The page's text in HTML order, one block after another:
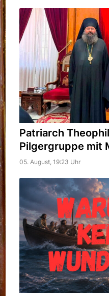
Patriarch
Pilgergruppe mit
05. August, 19:23 Uhr